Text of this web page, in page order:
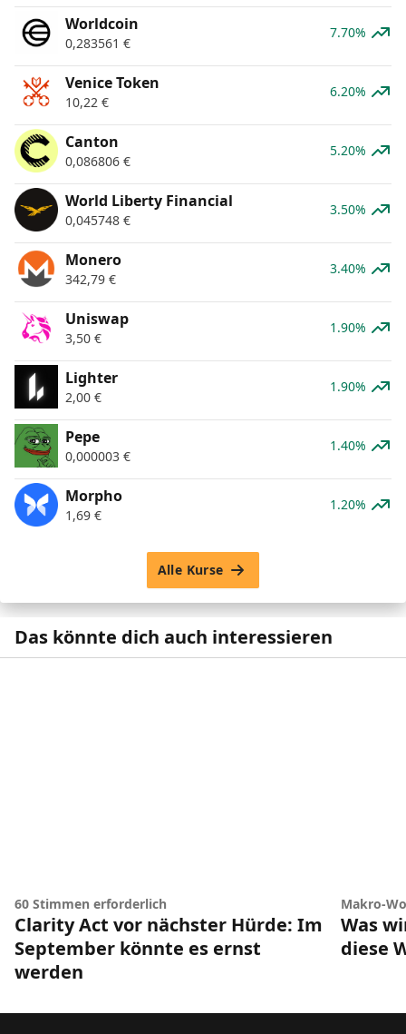
Worldcoin
0,283561 €
7.70%
Venice Token
10,22 €
6.20%
Canton
0,086806 €
5.20%
World Liberty Financial
0,045748 €
3.50%
Monero
342,79 €
3.40%
Uniswap
3,50 €
1.90%
Lighter
2,00 €
1.90%
Pepe
0,000003 €
1.40%
Morpho
1,69 €
1.20%
Alle Kurse
Das könnte dich auch interessieren
60 Stimmen erforderlich
Clarity Act vor nächster Hürde: Im
September könnte es ernst
werden
Makro-
Was
diese